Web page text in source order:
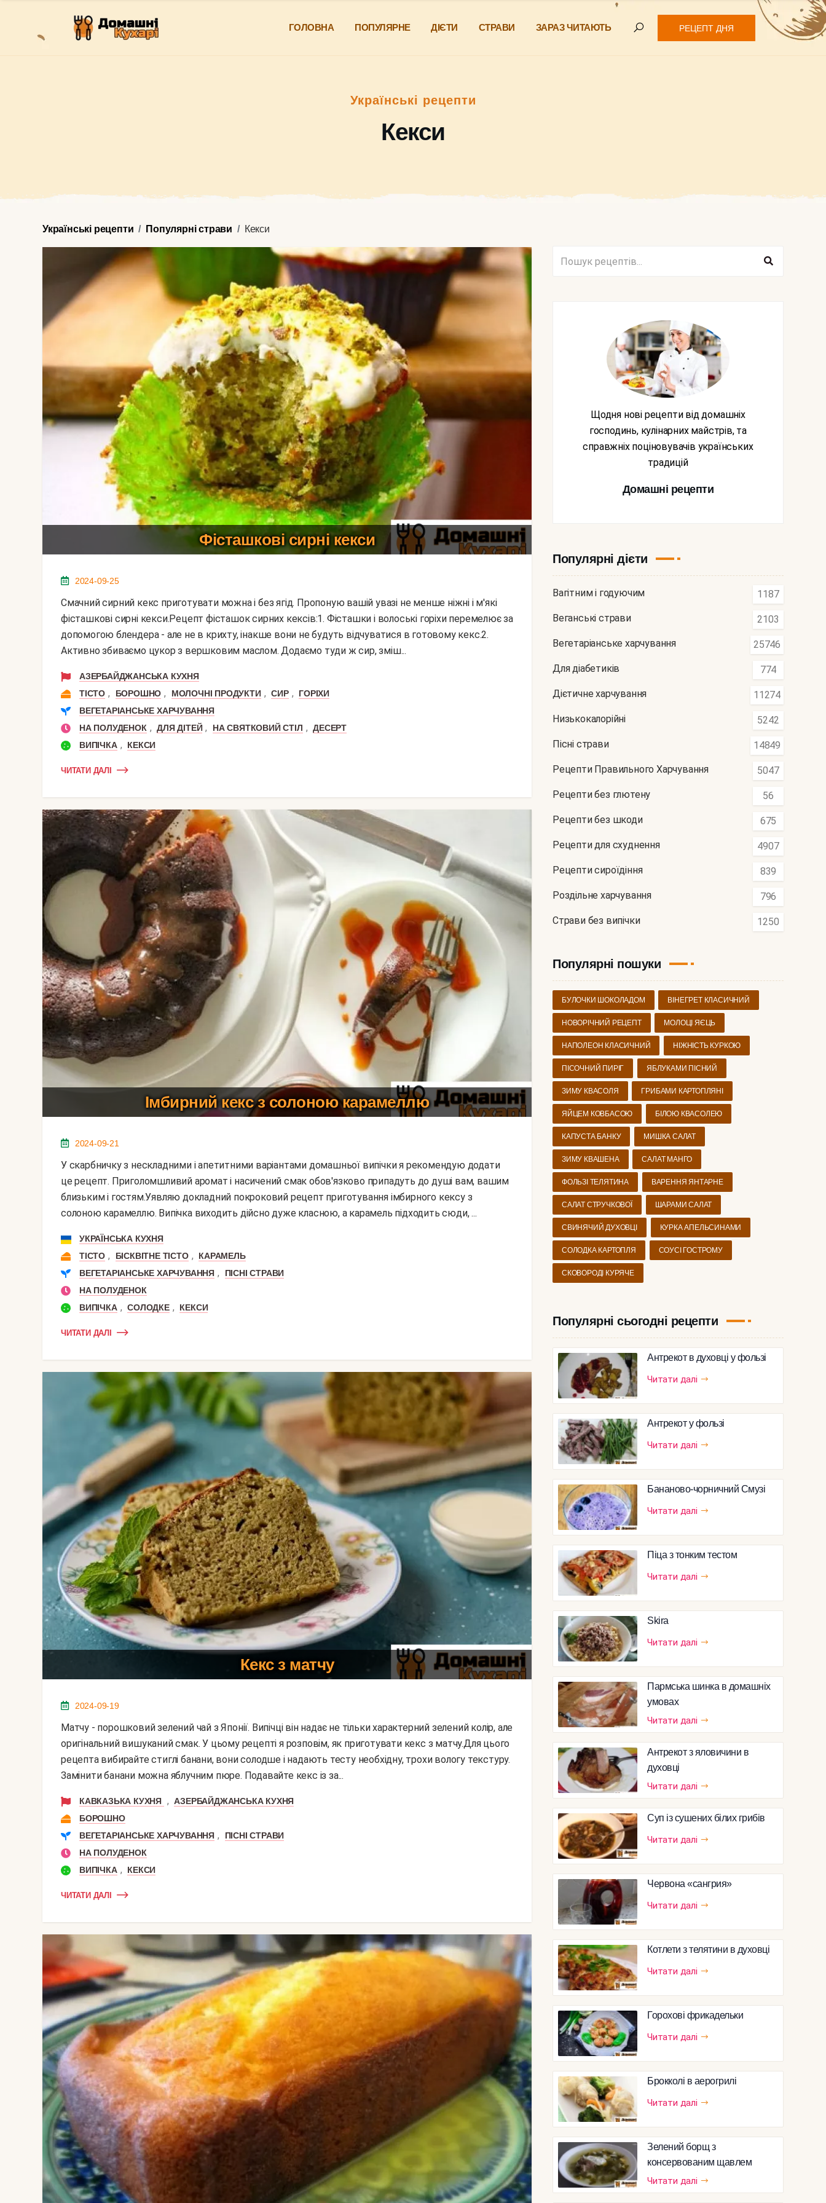
ГОЛОВНА ПОПУЛЯРНЕ ДІЄТИ СТРАВИ ЗАРАЗ ЧИТАЮТЬ РЕЦЕПТ ДНЯ
Українські рецепти
Кекси
Українські рецепти Популярні страви Кекси
Фісташкові сирні кекси
2024-09-25
Смачний сирний кекс приготувати можна і без ягід. Пропоную вашій увазі не менше ніжні і м'які
фісташкові сирні кекси.Рецепт фісташок сирних кексів:1. Фісташки і волоські горіхи перемелює за
допомогою блендера - але не в крихту, інакше вони не будуть відчуватися в готовому кекс.2.
Активно збиваємо цукор з вершковим маслом. Додаємо туди ж сир, зміш...
АЗЕРБАЙДЖАНСЬКА КУХНЯ
ТІСТО , БОРОШНО , МОЛОЧНІ ПРОДУКТИ , СИР ,
ГОРІХИ
ВЕГЕТАРІАНСЬКЕ ХАРЧУВАННЯ
НА ПОЛУДЕНОК , ДЛЯ ДІТЕЙ , НА СВЯТКОВИЙ СТІЛ , ДЕСЕРТ
ВИПІЧКА , КЕКСИ
ЧИТАТИ ДАЛІ
Імбирний кекс з солоною карамеллю
2024-09-21
У скарбничку з нескладними і апетитними варіантами домашньої випічки я рекомендую додати
це рецепт. Приголомшливий аромат і насичений смак обов'язково припадуть до душі вам, вашим
близьким і гостям.Уявляю докладний покроковий рецепт приготування імбирного кексу з
солоною карамеллю. Випічка виходить дійсно дуже класною, а карамель підходить сюди, ...
УКРАЇНСЬКА КУХНЯ
ТІСТО , БІСКВІТНЕ ТІСТО ,
КАРАМЕЛЬ
ВЕГЕТАРІАНСЬКЕ ХАРЧУВАННЯ ,
ПІСНІ СТРАВИ
НА ПОЛУДЕНОК
ВИПІЧКА , СОЛОДКЕ , КЕКСИ
ЧИТАТИ ДАЛІ
Кекс з матчу
2024-09-19
Матчу - порошковий зелений чай з Японії. Випічці він надає не тільки характерний зелений колір, але
оригінальний вишуканий смак. У цьому рецепті я розповім, як приготувати кекс з матчу.Для цього
рецепта вибирайте стиглі банани, вони солодше і надають тесту необхідну, трохи вологу текстуру.
Замінити банани можна яблучним пюре. Подавайте кекс із за...
КАВКАЗЬКА КУХНЯ , АЗЕРБАЙДЖАНСЬКА КУХНЯ
БОРОШНО
ВЕГЕТАРІАНСЬКЕ ХАРЧУВАННЯ ,
ПІСНІ СТРАВИ
НА ПОЛУДЕНОК
ВИПІЧКА , КЕКСИ
ЧИТАТИ ДАЛІ
Щодня нові рецепти від домашніх
господинь, кулінарних майстрів, та
справжніх поціновувачів українських
традицій
Домашні рецепти
Популярні дієти
Вагітним і годуючим 1187
Веганські страви 2103
Вегетаріанське харчування 25746
Для діабетиків 774
Дієтичне харчування 11274
Низькокалорійні 5242
Пісні страви 14849
Рецепти Правильного Харчування 5047
Рецепти без глютену 56
Рецепти без шкоди 675
Рецепти для схуднення 4907
Рецепти сироїдіння 839
Роздільне харчування 796
Страви без випічки 1250
Популярні пошуки
БУЛОЧКИ ШОКОЛАДОМ ВІНЕГРЕТ КЛАСИЧНИЙ
НОВОРІЧНИЙ РЕЦЕПТ МОЛОЦІ ЯЄЦЬ
НАПОЛЕОН КЛАСИЧНИЙ НІЖНІСТЬ КУРКОЮ
ПІСОЧНИЙ ПИРІГ ЯБЛУКАМИ ПІСНИЙ
ЗИМУ КВАСОЛЯ ГРИБАМИ КАРТОПЛЯНІ
ЯЙЦЕМ КОВБАСОЮ БІЛОЮ КВАСОЛЕЮ
КАПУСТА БАНКУ МИШКА САЛАТ
ЗИМУ КВАШЕНА САЛАТ МАНГО
ФОЛЬЗІ ТЕЛЯТИНА ВАРЕННЯ ЯНТАРНЕ
САЛАТ СТРУЧКОВОЇ ШАРАМИ САЛАТ
СВИНЯЧИЙ ДУХОВЦІ КУРКА АПЕЛЬСИНАМИ
СОЛОДКА КАРТОПЛЯ СОУСІ ГОСТРОМУ
СКОВОРОДІ КУРЯЧЕ
Популярні сьогодні рецепти
Антрекот в духовці у фользі
Читати далі
Антрекот у фользі
Читати далі
Бананово-чорничний Смузі
Читати далі
Піца з тонким тестом
Читати далі
Skira
Читати далі
Пармська шинка в домашніх
умовах
Читати далі
Антрекот з яловичини в
духовці
Читати далі
Суп із сушених білих грибів
Читати далі
Червона «сангрия»
Читати далі
Котлети з телятини в духовці
Читати далі
Горохові фрикадельки
Читати далі
Брокколі в аерогрилі
Читати далі
Зелений борщ з
консервованим щавлем
Читати далі